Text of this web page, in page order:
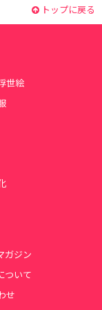
トップに戻る
世絵
ガジン
ついて
せ